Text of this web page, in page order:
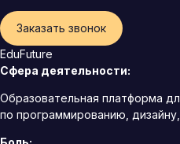
Заказать звонок
EduFuture
Сфера деятельности:
Образовательная платформа
по программированию,